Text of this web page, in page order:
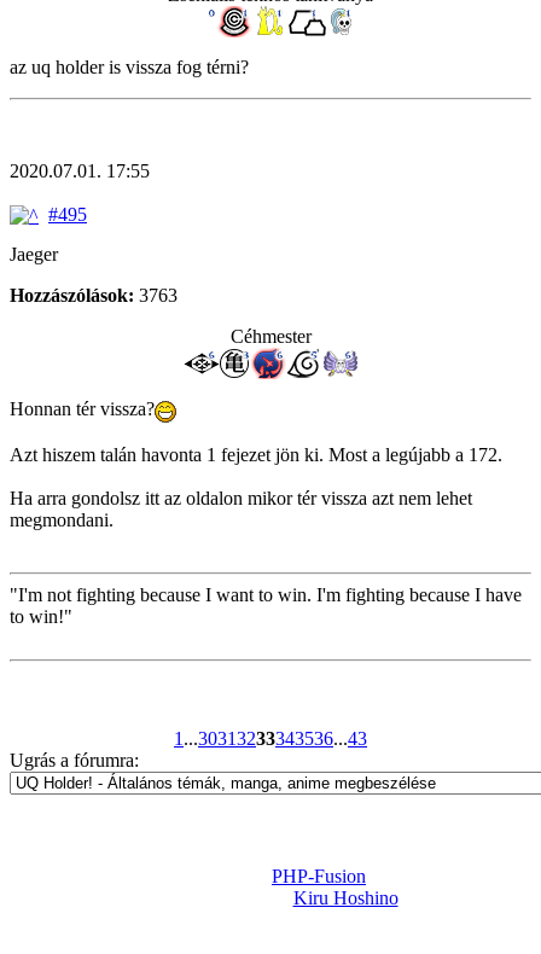
az uq holder is vissza fog térni?
2020.07.01. 17:55
#495
Jaeger
Hozzászólások: 3763
Céhmester
Honnan tér vissza?
Azt hiszem talán havonta 1 fejezet jön ki. Most a legújabb a 172.
Ha arra gondolsz itt az oldalon mikor tér vissza azt nem lehet
megmondani.
"I'm not fighting because I want to win. I'm fighting because I have
to win!"
1 ...30313233343536...43
Ugrás a fórumra:
PHP-Fusion
Kiru Hoshino